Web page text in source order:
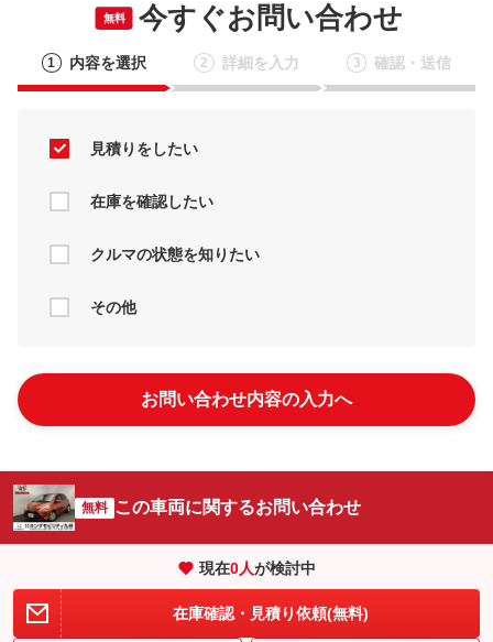
無料 今すぐお問い合わせ
1 内容を選択 2 詳細を入力 3 確認・送信
見積りをしたい
在庫を確認したい
クルマの状態を知りたい
その他
お問い合わせ内容の入力へ
無料 この車両に関するお問い合わせ
現在0人が検討中
在庫確認・見積り依頼(無料)